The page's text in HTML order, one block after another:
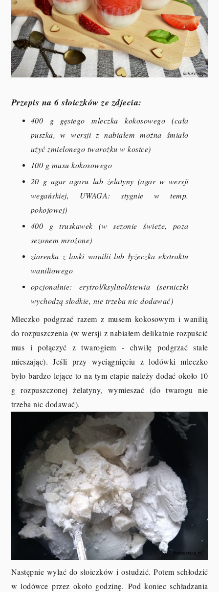
Przepis na 6 słoiczków ze zdjecia:
400 g gęstego mleczka kokosowego (cała
puszka, w wersji z nabiałem można śmiało
użyć zmielonego twarożku w kostce)
100 g musu kokosowego
20 g agar agaru lub żelatyny (agar w wersji
wegańskiej, UWAGA: stygnie w temp.
pokojowej)
400 g truskawek (w sezonie świeże, poza
sezonem mrożone)
ziarenka z laski wanilii lub łyżeczka ekstraktu
waniliowego
opcjonalnie: erytrol/ksylitol/stewia (serniczki
wychodzą słodkie, nie trzeba nic dodawać)
Mleczko podgrzać razem z musem kokosowym i wanilią
do rozpuszczenia (w wersji z nabiałem delikatnie rozpuścić
mus i połączyć z twarogiem - chwilę podgrzać stale
mieszając). Jeśli przy wyciągnięciu z lodówki mleczko
było bardzo lejące to na tym etapie należy dodać około 10
g rozpuszczonej żelatyny, wymieszać (do twarogu nie
trzeba nic dodawać).
Następnie wylać do słoiczków i ostudzić. Potem schłodzić
w lodówce przez około godzinę. Pod koniec schładzania